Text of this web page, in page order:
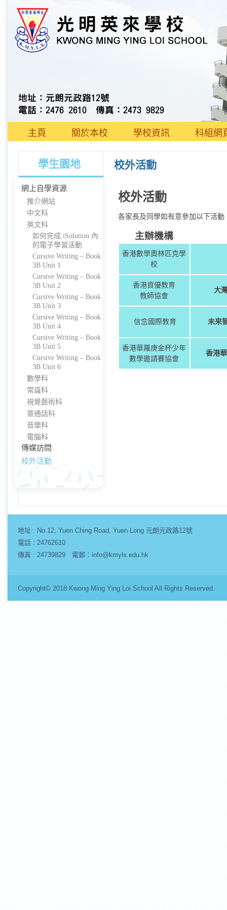
主頁 關於本校 學校資訊 科組網
學生園地 校外活動
網上自學資源
推介網站
中文科
英文科
如何完成 iSolution 內
的電子學習活動
Cursive Writing – Book
3B Unit 1
Cursive Writing – Book
3B Unit 2
Cursive Writing – Book
3B Unit 3
Cursive Writing – Book
3B Unit 4
Cursive Writing – Book
3B Unit 5
Cursive Writing – Book
3B Unit 6
數學科
常識科
視覺藝術科
普通話科
音樂科
電腦科
傳媒訪問
校外活動
校外活動
各家長及同學如有意參加以下活
主辦機構
香港數學奧林匹克學
校
香港資優教育
教師協會
大
信念國際教育 未來
香港華羅庚金杯少年
數學邀請賽協會
香港
地址 : No.12, Yuen Ching Road, Yuen Long 元朗元政路12號
電話 : 24762610
傳真 : 24739829 電郵：info@kmyls.edu.hk
Copyright© 2018 Kwong Ming Ying Loi School All Rights Reserved.